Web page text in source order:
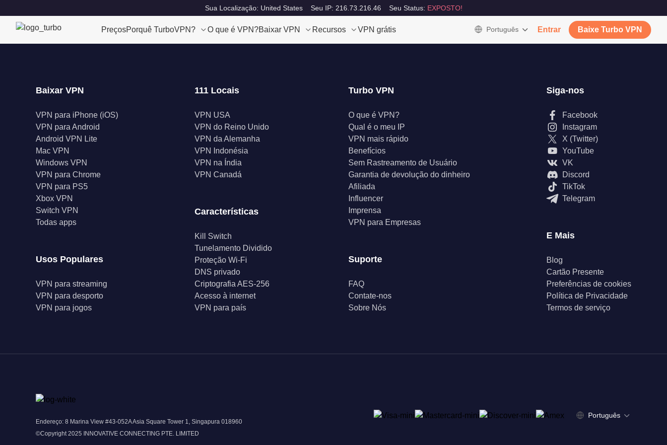
Sua Localização: United States Seu IP: 216.73.216.46 Seu Status: EXPOSTO!
PreçosPorquê TurboVPN? O que é VPN?Baixar VPN Recursos VPN grátis Português Entrar Baixe Turbo VPN
Baixar VPN
VPN para iPhone (iOS)
VPN para Android
Android VPN Lite
Mac VPN
Windows VPN
VPN para Chrome
VPN para PS5
Xbox VPN
Switch VPN
Todas apps
Usos Populares
VPN para streaming
VPN para desporto
VPN para jogos
111 Locais
VPN USA
VPN do Reino Unido
VPN da Alemanha
VPN Indonésia
VPN na Índia
VPN Canadá
Características
Kill Switch
Tunelamento Dividido
Proteção Wi-Fi
DNS privado
Criptografia AES-256
Acesso à internet
VPN para país
Turbo VPN
O que é VPN?
Qual é o meu IP
VPN mais rápido
Benefícios
Sem Rastreamento de Usuário
Garantia de devolução do dinheiro
Afiliada
Influencer
Imprensa
VPN para Empresas
Suporte
FAQ
Contate-nos
Sobre Nós
Siga-nos
Facebook
Instagram
X (Twitter)
YouTube
VK
Discord
TikTok
Telegram
E Mais
Blog
Cartão Presente
Preferências de cookies
Política de Privacidade
Termos de serviço
Endereço: 8 Marina View #43-052A Asia Square Tower 1, Singapura 018960
©Copyright 2025 INNOVATIVE CONNECTING PTE. LIMITED
Português